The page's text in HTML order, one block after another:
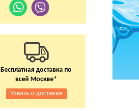
Бесплатная доставка по
всей Москве*
Узнать о доставке